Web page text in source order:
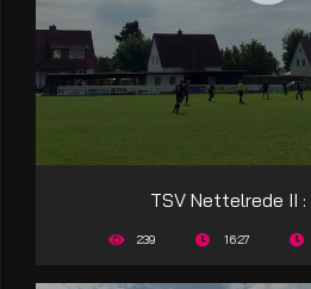
TSV Nettelrede II :
239 16:27